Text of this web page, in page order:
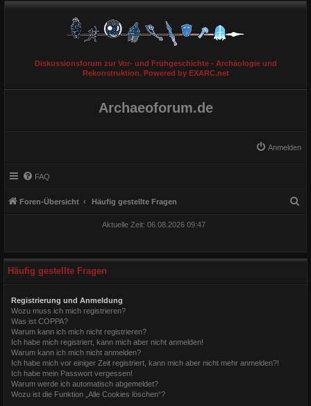
Diskussionsforum zur Vor- und Frühgeschichte - Archäologie und
Rekonstruktion. Powered by EXARC.net
Archaeoforum.de
Anmelden
FAQ
Foren-Übersicht Häufig gestellte Fragen
Aktuelle Zeit: 06.08.2026 09:47
Häufig gestellte Fragen
Registrierung und Anmeldung
Wozu muss ich mich registrieren?
Was ist COPPA?
Warum kann ich mich nicht registrieren?
Ich habe mich registriert, kann mich aber nicht anmelden!
Warum kann ich mich nicht anmelden?
Ich habe mich vor einiger Zeit registriert, kann mich aber nicht mehr anmelden?!
Ich habe mein Passwort vergessen!
Warum werde ich automatisch abgemeldet?
Wozu ist die Funktion „Alle Cookies löschen“?